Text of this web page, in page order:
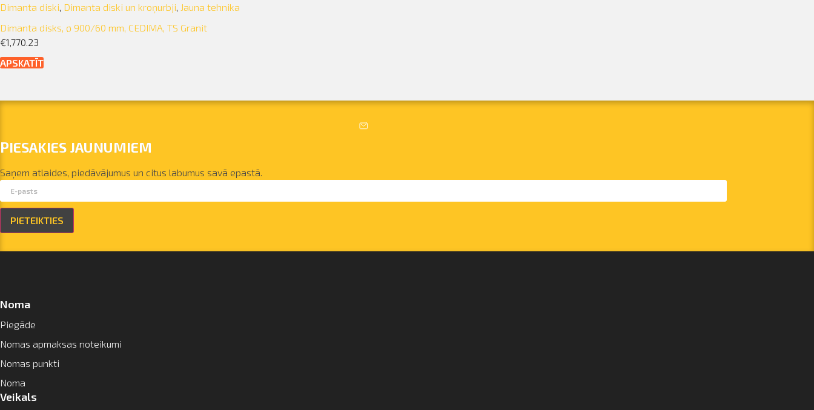
Dimanta diski, Dimanta diski un kroņurbji, Jauna tehnika
Dimanta disks, ø 900/60 mm, CEDIMA, TS Granit
€1,770.23
APSKATĪT
PIESAKIES JAUNUMIEM
Saņem atlaides, piedāvājumus un citus labumus savā epastā.
PIETEIKTIES
Noma
Piegāde
Nomas apmaksas noteikumi
Nomas punkti
Noma
Veikals